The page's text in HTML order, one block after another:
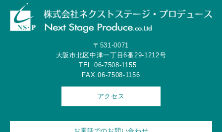
〒531-0071
大阪市北区中津一丁目6番29-1212号
TEL.06-7508-1155
FAX.06-7508-1156
アクセス